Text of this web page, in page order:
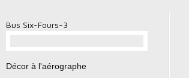
Bus Six-Fours-3
Décor à l'aérographe